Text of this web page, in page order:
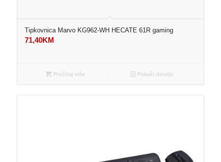
Tipkovnica Marvo KG962-WH HECATE 61R gaming
71,40KM
Pročitaj više Pokaži detalje